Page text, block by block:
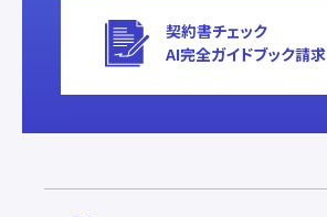
契約書チェック
AI完全ガイドブック請求